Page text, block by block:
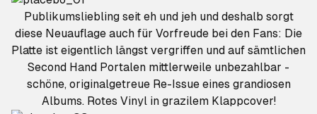
Publikumsliebling seit eh und jeh und deshalb sorgt
diese Neuauflage auch für Vorfreude bei den Fans: Die
Platte ist eigentlich längst vergriffen und auf sämtlichen
Second Hand Portalen mittlerweile unbezahlbar -
schöne, originalgetreue Re-Issue eines grandiosen
Albums. Rotes Vinyl in grazilem Klappcover!